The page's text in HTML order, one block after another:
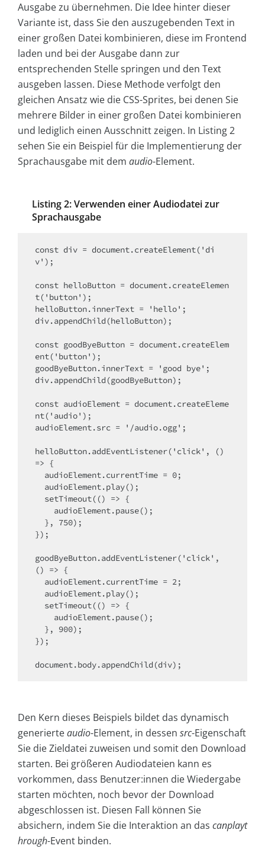
Ausgabe zu übernehmen. Die Idee hinter dieser
Variante ist, dass Sie den auszugebenden Text in
einer großen Datei kombinieren, diese im Frontend
laden und bei der Ausgabe dann zur
entsprechenden Stelle springen und den Text
ausgeben lassen. Diese Methode verfolgt den
gleichen Ansatz wie die CSS-Sprites, bei denen Sie
mehrere Bilder in einer großen Datei kombinieren
und lediglich einen Ausschnitt zeigen. In Listing 2
sehen Sie ein Beispiel für die Implementierung der
Sprachausgabe mit dem audio-Element.
Listing 2: Verwenden einer Audiodatei zur
Sprachausgabe
const div = document.createElement('di
v');
const helloButton = document.createElemen
t('button');
helloButton.innerText = 'hello';
div.appendChild(helloButton);
const goodByeButton = document.createElem
ent('button');
goodByeButton.innerText = 'good bye';
div.appendChild(goodByeButton);
const audioElement = document.createEleme
nt('audio');
audioElement.src = '/audio.ogg';
helloButton.addEventListener('click', ()
=> {
});
goodByeButton.addEventListener('click',
() => {
});
document.body.appendChild(div);
Den Kern dieses Beispiels bildet das dynamisch
generierteaudio-Element, in dessen src-Eigenschaft
Sie die Zieldatei zuweisen und somit den Download
starten. Bei größeren Audiodateien kann es
vorkommen, dass Benutzer:innen die Wiedergabe
starten möchten, noch bevor der Download
abgeschlossen ist. Diesen Fall können Sie
absichern, indem Sie die Interaktion an das canplayt
hrough-Event binden.